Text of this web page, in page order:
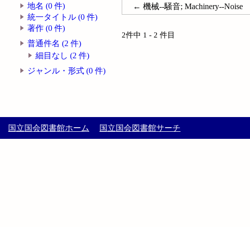
地名 (0 件)
統一タイトル (0 件)
著作 (0 件)
普通件名 (2 件)
細目なし (2 件)
ジャンル・形式 (0 件)
← 機械--騒音; Machinery--Noise
2件中 1 - 2 件目
国立国会図書館ホーム 国立国会図書館サーチ